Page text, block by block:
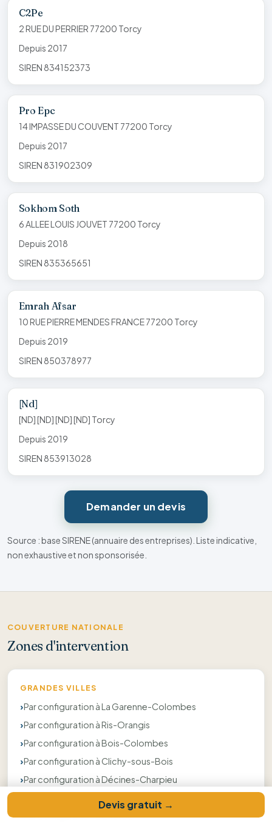
C2Pe
2 RUE DU PERRIER 77200 Torcy
Depuis 2017
SIREN 834152373
Pro Epc
14 IMPASSE DU COUVENT 77200 Torcy
Depuis 2017
SIREN 831902309
Sokhom Soth
6 ALLEE LOUIS JOUVET 77200 Torcy
Depuis 2018
SIREN 835365651
Emrah Afsar
10 RUE PIERRE MENDES FRANCE 77200 Torcy
Depuis 2019
SIREN 850378977
[Nd]
[ND] [ND] [ND] [ND] Torcy
Depuis 2019
SIREN 853913028
Demander un devis
Source : base SIRENE (annuaire des entreprises). Liste indicative,
non exhaustive et non sponsorisée.
COUVERTURE NATIONALE
Zones d'intervention
GRANDES VILLES
Par configuration à La Garenne-Colombes
Par configuration à Ris-Orangis
Par configuration à Bois-Colombes
Par configuration à Clichy-sous-Bois
Par configuration à Décines-Charpieu
Par configuration à Chatou
Devis gratuit →